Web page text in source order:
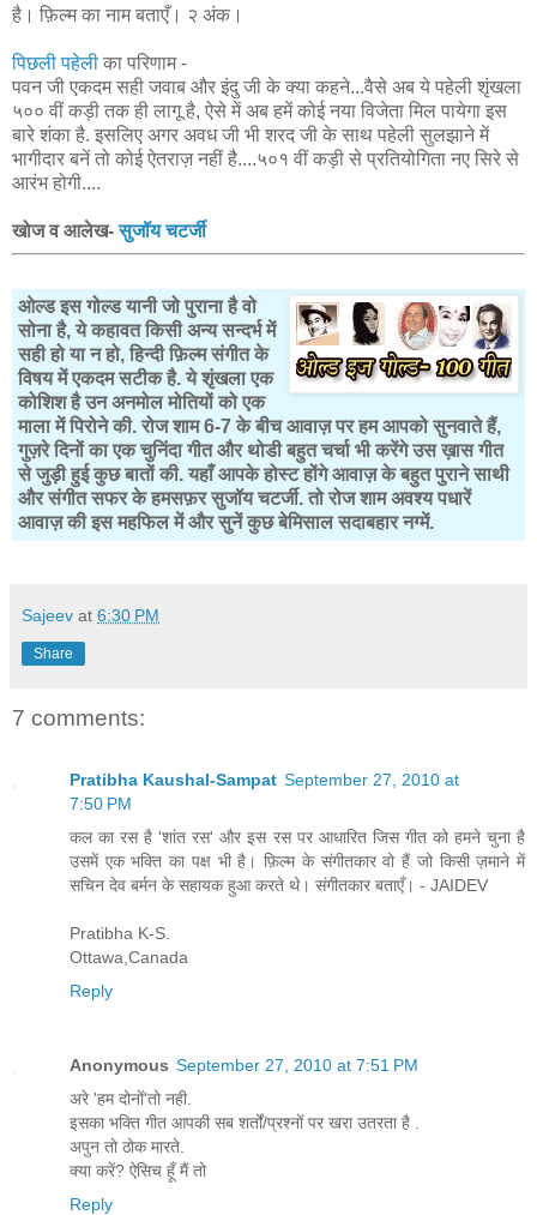
है। फ़िल्म का नाम बताएँ। २ अंक।
पिछली पहेली का परिणाम -
पवन जी एकदम सही जवाब और इंदु जी के क्या कहने...वैसे अब ये पहेली शृंखला
५०० वीं कड़ी तक ही लागू है, ऐसे में अब हमें कोई नया विजेता मिल पायेगा इस
बारे शंका है. इसलिए अगर अवध जी भी शरद जी के साथ पहेली सुलझाने में
भागीदार बनें तो कोई ऐतराज़ नहीं है....५०१ वीं कड़ी से प्रतियोगिता नए सिरे से
आरंभ होगी....
खोज व आलेख-सुजॉय चटर्जी
ओल्ड इस गोल्ड यानी जो पुराना है वो
सोना है, ये कहावत किसी अन्य सन्दर्भ में
सही हो या न हो, हिन्दी फ़िल्म संगीत के
विषय में एकदम सटीक है. ये शृंखला एक
कोशिश है उन अनमोल मोतियों को एक
माला में पिरोने की. रोज शाम 6-7 के बीच आवाज़ पर हम आपको सुनवाते हैं,
गुज़रे दिनों का एक चुनिंदा गीत और थोडी बहुत चर्चा भी करेंगे उस ख़ास गीत
से जुड़ी हुई कुछ बातों की. यहाँ आपके होस्ट होंगे आवाज़ के बहुत पुराने साथी
और संगीत सफर के हमसफ़र सुजॉय चटर्जी. तो रोज शाम अवश्य पधारें
आवाज़ की इस महफिल में और सुनें कुछ बेमिसाल सदाबहार नग्में.
Sajeev at 6:30 PM
Share
7 comments:
Pratibha Kaushal-Sampat September 27, 2010 at
7:50 PM
कल का रस है 'शांत रस' और इस रस पर आधारित जिस गीत को हमने चुना है
उसमें एक भक्ति का पक्ष भी है। फ़िल्म के संगीतकार वो हैं जो किसी ज़माने में
सचिन देव बर्मन के सहायक हुआ करते थे। संगीतकार बताएँ। - JAIDEV
Pratibha K-S.
Ottawa,Canada
Reply
Anonymous September 27, 2010 at 7:51 PM
अरे 'हम दोनों'तो नही.
इसका भक्ति गीत आपकी सब शर्तों/प्रश्नों पर खरा उतरता है .
अपुन तो ठोक मारते.
क्या करें? ऐसिच हूँ मैं तो
Reply